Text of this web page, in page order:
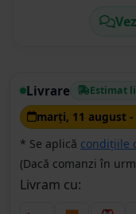
Livrare Estimat
marţi, 11 august
* Se aplică condițiile
(Dacă comanzi în
Livram cu: